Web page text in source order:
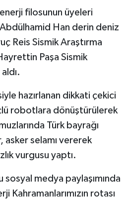
filosunun üyeleri
Han derin deniz
Reis Sismik Araştırma
Paşa Sismik
hazırlanan dikkati çekici
robotlara dönüştürülerek
Türk bayrağı
selamı vererek
vurgusu yaptı.
sosyal medya paylaşımında
Kahramanlarımızın rotası